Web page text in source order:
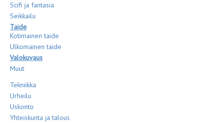
Scifi ja fantasia
Seikkailu
Taide
Kotimainen taide
Ulkomainen taide
Valokuvaus
Muut
Tekniikka
Urheilu
Uskonto
Yhteiskunta ja talous